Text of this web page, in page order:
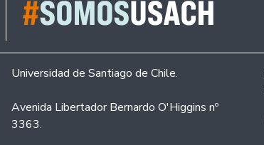
Universidad de Santiago de Chile.
Avenida Libertador Bernardo O'Higgins nº
3363.